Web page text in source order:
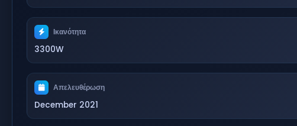
Ικανότητα
3300W
Απελευθέρωση
December 2021